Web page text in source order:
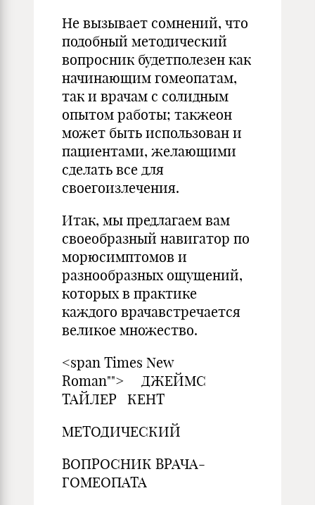
Не вызывает сомнений, что
подобный методический
вопросник будетполезен как
начинающим гомеопатам,
так и врачам с солидным
опытом работы; такжеон
может быть использован и
пациентами, желающими
сделать все для
своегоизлечения.
Итак, мы предлагаем вам
своеобразный навигатор по
морюсимптомов и
разнообразных ощущений,
которых в практике
каждого врачавстречается
великое множество.
<span Times New
Roman""> ДЖЕЙМС
ТАЙЛЕР КЕНТ
МЕТОДИЧЕСКИЙ
ВОПРОСНИК ВРАЧА-
ГОМЕОПАТА